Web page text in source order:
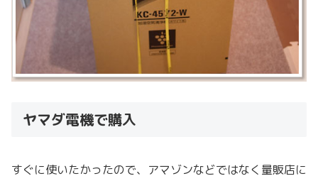
ヤマダ電機で購入
すぐに使いたかったので、アマゾンなどではなく量販店に